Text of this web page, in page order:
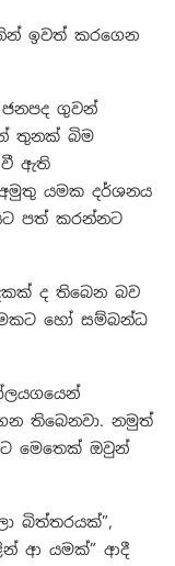
ඉවත් කරගෙන
ගුවන්
තුනක් බිම
වී ඇති
යමක දර්ශනය
පත් කරන්නට
ද තිබෙන බව
හෝ සම්බන්ධ
තිබෙනවා. නමුත්
මෙතෙක් ඔවුන්
බිත්තරයක්”,
ආ යමක්” ආදී